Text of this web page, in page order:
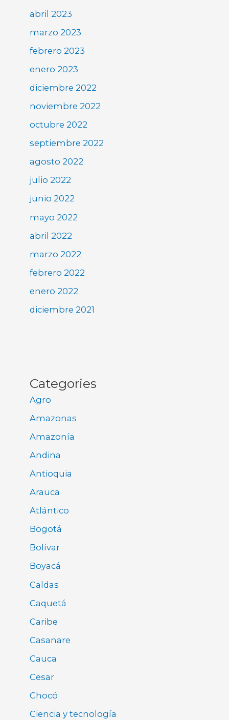
abril 2023
marzo 2023
febrero 2023
enero 2023
diciembre 2022
noviembre 2022
octubre 2022
septiembre 2022
agosto 2022
julio 2022
junio 2022
mayo 2022
abril 2022
marzo 2022
febrero 2022
enero 2022
diciembre 2021
Categories
Agro
Amazonas
Amazonía
Andina
Antioquia
Arauca
Atlántico
Bogotá
Bolívar
Boyacá
Caldas
Caquetá
Caribe
Casanare
Cauca
Cesar
Chocó
Ciencia y tecnología